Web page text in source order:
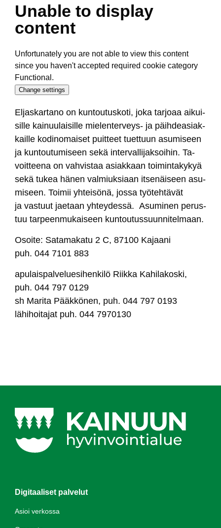
Unable to display
content
Unfortunately you are not able to view this content
since you haven't accepted required cookie category
Functional.
Change settings
El­jas­kar­ta­no on kun­tou­tus­ko­ti, jo­ka tar­joaa ai­kui­
sil­le kai­nuu­lai­sil­le mie­len­ter­veys- ja päih­dea­siak­
kail­le ko­di­no­mai­set puit­teet tuet­tuun asu­mi­seen
ja kun­tou­tu­mi­seen se­kä in­ter­val­li­jak­soi­hin. Ta­
voit­tee­na on vah­vis­taa asiak­kaan toi­min­ta­ky­kyä
se­kä tu­kea hä­nen val­miuk­siaan it­se­näi­seen asu­
mi­seen. Toi­mii yh­tei­sö­nä, jos­sa työ­teh­tä­vät
ja vas­tuut jae­taan yh­tey­des­sä. Asu­mi­nen pe­rus­
tuu tar­peen­mu­kai­seen kun­tou­tus­suun­ni­tel­maan.
Osoi­te: Sa­ta­ma­ka­tu 2 C, 87100 Ka­jaa­ni
puh. 044 7101 883
apu­lais­pal­ve­lue­si­hen­ki­lö Riik­ka Ka­hi­la­kos­ki,
puh. 044 797 0129
sh Ma­ri­ta Pääk­kö­nen, puh. 044 797 0193
lä­hi­hoi­ta­jat puh. 044 7970130
Digitaaliset palvelut
Asioi verkossa